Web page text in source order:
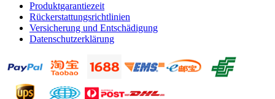
Produktgarantiezeit
Rückerstattungsrichtlinien
Versicherung und Entschädigung
Datenschutzerklärung